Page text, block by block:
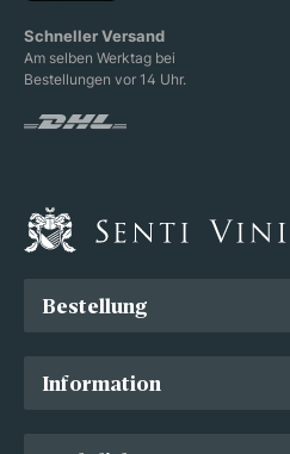
Schneller Versand
Am selben Werktag bei
Bestellungen vor 14 Uhr.
Bestellung
Information